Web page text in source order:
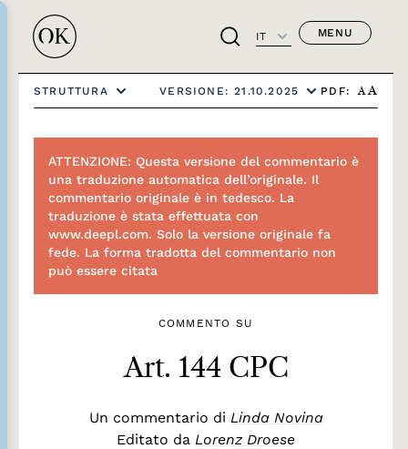
IT MENU
STRUTTURA VERSIONE: 21.10.2025 PDF: A A
ATTENZIONE: Questa versione del commentario è
una traduzione automatica dell’originale. Il
commentario originale è in tedesco. La
traduzione è stata effettuata con
www.deepl.com. Solo la versione originale fa
fede. La forma tradotta del commentario non
può essere citata
COMMENTO SU
Art. 144 CPC
Un commentario di Linda Novina
Editato da Lorenz Droese